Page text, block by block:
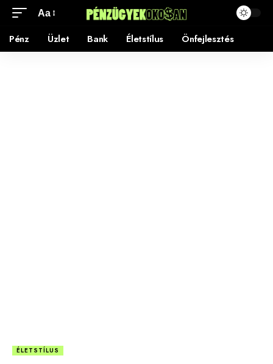
Aa
Pénz Üzlet Bank Életstílus Önfejlesztés
ÉLETSTÍLUS